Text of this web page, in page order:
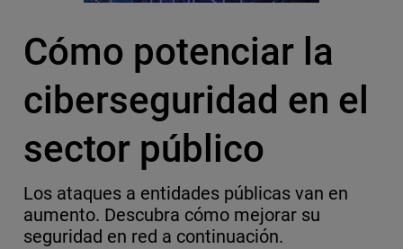
Cómo potenciar la
ciberseguridad en el
sector público
Los ataques a entidades públicas van en
aumento. Descubra cómo mejorar su
seguridad en red a continuación.